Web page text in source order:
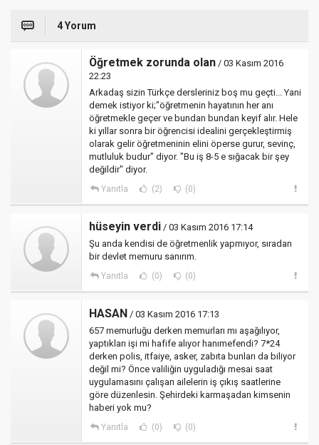
4 Yorum
Öğretmek zorunda olan / 03 Kasım 2016
22:23
Arkadaş sizin Türkçe dersleriniz boş mu geçti... Yani
demek istiyor ki;"öğretmenin hayatının her anı
öğretmekle geçer ve bundan bundan keyif alır. Hele
ki yıllar sonra bir öğrencisi idealini gerçekleştirmiş
olarak gelir öğretmeninin elini öperse gurur, sevinç,
mutluluk budur" diyor. "Bu iş 8-5 e sığacak bir şey
değildir" diyor.
Yanıtla (2) (0)
hüseyin verdi / 03 Kasım 2016 17:14
Şu anda kendisi de öğretmenlik yapmıyor, sıradan
bir devlet memuru sanırım.
Yanıtla (0) (0)
HASAN / 03 Kasım 2016 17:13
657 memurluğu derken memurları mı aşağılıyor,
yaptıkları işi mi hafife alıyor hanımefendi? 7*24
derken polis, itfaiye, asker, zabıta bunları da biliyor
değil mi? Önce valiliğin uyguladığı mesai saat
uygulamasını çalışan ailelerin iş çıkış saatlerine
göre düzenlesin. Şehirdeki karmaşadan kimsenin
haberi yok mu?
Yanıtla (0) (0)